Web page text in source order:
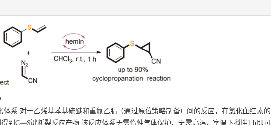
系.对于乙烯基苯基硫醚和重氮乙腈（通过原位策略制备）间的反应，在氯化血红素的
到C—S键断裂反应产物.该反应体系无需惰性气体保护、无需高温、室温下搅拌1 h即可